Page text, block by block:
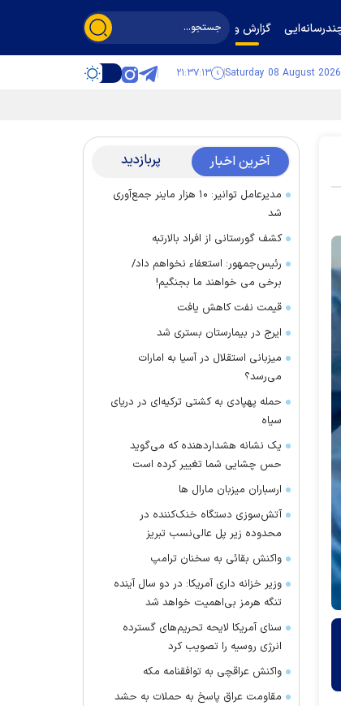
گزارش و گفت‌وگو
Saturday 08 August 2026 ۲۱:۳۷:۱۴
آخرین اخبار پربازدید
مدیرعامل توانیر: ۱۰ هزار ماینر جمع‌آوری
شد
کشف گورستانی از افراد بالارتبه
رئیس‌جمهور: استعفاء نخواهم داد/
برخی می خواهند ما بجنگیم!
قیمت نفت کاهش یافت
ایرج در بیمارستان بستری شد
میزبانی استقلال در آسیا به امارات
می‌رسد؟
حمله پهپادی به کشتی ترکیه‌ای در دریای
سیاه
یک نشانه هشداردهنده که می‌گوید
حس چشایی شما تغییر کرده است
ارسباران میزبان مارال ها
آتش‌سوزی دستگاه خنک‌کننده در
محدوده زیر پل عالی‌نسب تبریز
واکنش بقائی به سخنان ترامپ
وزیر خزانه داری آمریکا: در دو سال آینده
تنگه هرمز بی‌اهمیت خواهد شد
سنای آمریکا لایحه تحریم‌های گسترده
انرژی روسیه را تصویب کرد
واکنش عراقچی به توافقنامه مکه
مقاومت عراق پاسخ به حملات به حشد